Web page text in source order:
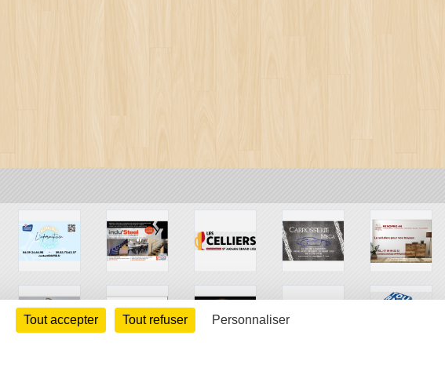
Tout accepter Tout refuser Personnaliser